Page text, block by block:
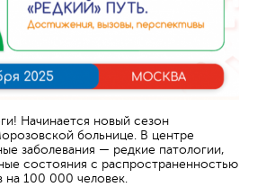
Начинается новый сезон
больнице. В центре
заболевания — редкие патологии,
состояния с распространенностью
на 100 000 человек.